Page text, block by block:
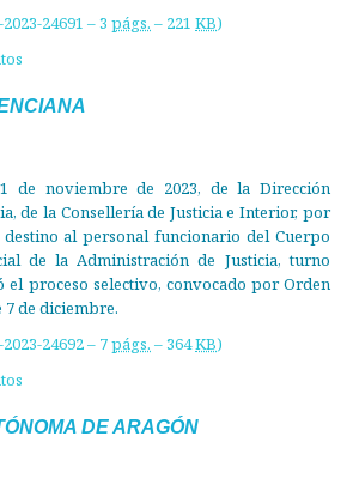
24691 – 3págs. – 221KB)
de noviembre de 2023, de la Dirección
de la Consellería de Justicia e Interior, por
al personal funcionario del Cuerpo
de la Administración de Justicia, turno
el proceso selectivo, convocado por Orden
7 de diciembre.
24692 – 7págs. – 364KB)
DE ARAGÓN